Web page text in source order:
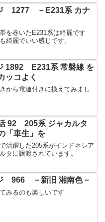
1277 －E231系 カナ
を巻いたE231系は綺麗です
綺麗でいい感じです。
1892 E231系 常磐線 を
ッコよく
から電連付きに換えてみまし
92 205系 ジャカルタ
「車生」を
活躍した205系がインドネシア
タに譲渡されています。
966 －新旧 湘南色－
みるのも楽しいです